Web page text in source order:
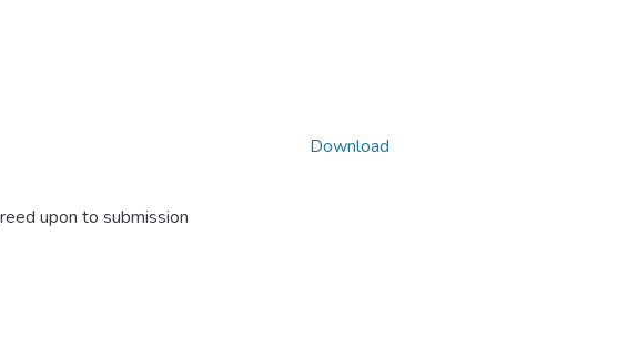
upon to submission
Download